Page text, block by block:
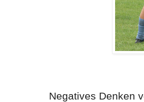
Negatives Denken